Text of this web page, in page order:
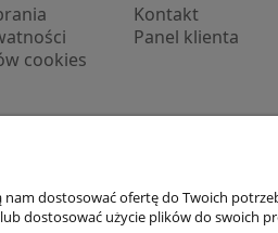
cookies
Kontakt
Panel klienta
Zarejestruj się/Zaloguj się
dostosować ofertę do Twoich
dostosować użycie plików do swoich